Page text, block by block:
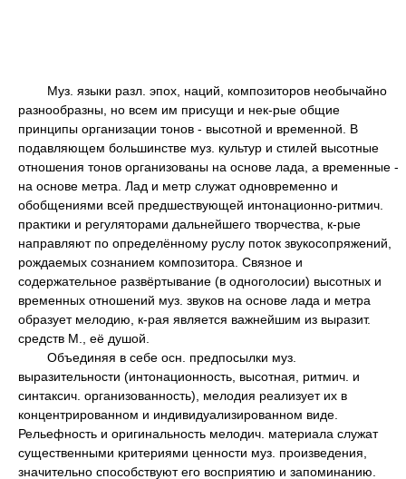
Муз. языки разл. эпох, наций, композиторов необычайно
разнообразны, но всем им присущи и нек-рые общие
принципы организации тонов - высотной и временной. В
подавляющем большинстве муз. культур и стилей высотные
отношения тонов организованы на основе лада, а временные -
на основе метра. Лад и метр служат одновременно и
обобщениями всей предшествующей интонационно-ритмич.
практики и регуляторами дальнейшего творчества, к-рые
направляют по определённому руслу поток звукосопряжений,
рождаемых сознанием композитора. Связное и
содержательное развёртывание (в одноголосии) высотных и
временных отношений муз. звуков на основе лада и метра
образует мелодию, к-рая является важнейшим из выразит.
средств М., её душой.
Объединяя в себе осн. предпосылки муз.
выразительности (интонационность, высотная, ритмич. и
синтаксич. организованность), мелодия реализует их в
концентрированном и индивидуализированном виде.
Рельефность и оригинальность мелодич. материала служат
существенными критериями ценности муз. произведения,
значительно способствуют его восприятию и запоминанию.